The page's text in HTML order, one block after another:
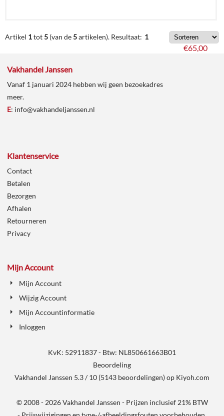
€78,65
€65,00
Artikel 1tot5 (van de5artikelen). Resultaat: 1
Vakhandel Janssen
Vanaf 1 januari 2024 hebben wij geen bezoekadres
meer.
E: info@vakhandeljanssen.nl
Klantenservice
Contact
Betalen
Bezorgen
Afhalen
Retourneren
Privacy
Mijn Account
Mijn Account
Wijzig Account
Mijn Accountinformatie
Inloggen
KvK: 52911837 - Btw: NL850661663B01
Beoordeling
Vakhandel Janssen 5.3/10 (5143 beoordelingen) op Kiyoh.com
© 2008 - 2026 Vakhandel Janssen - Prijzen inclusief 21% BTW